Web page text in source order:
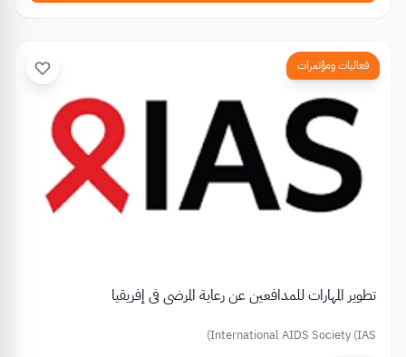
فعاليات ومؤتمرات
تطوير المهارات للمدافعين عن رعاية المرضى في إفريقيا
International AIDS Society (IAS)